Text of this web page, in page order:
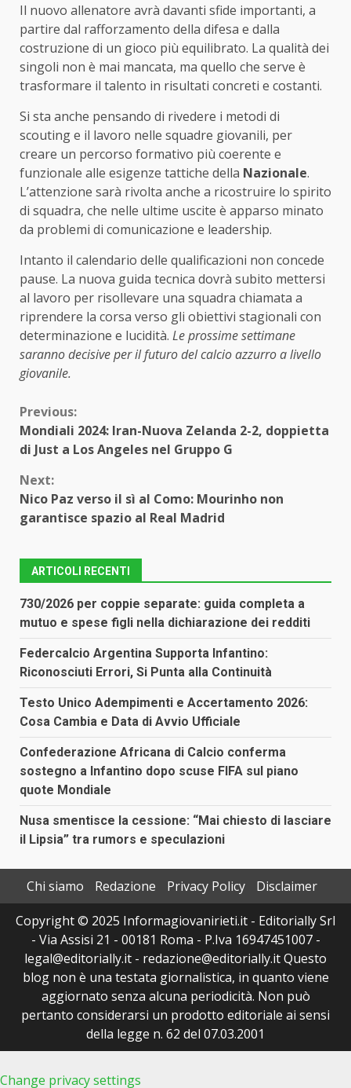
Il nuovo allenatore avrà davanti sfide importanti, a
partire dal rafforzamento della difesa e dalla
costruzione di un gioco più equilibrato. La qualità dei
singoli non è mai mancata, ma quello che serve è
trasformare il talento in risultati concreti e costanti.
Si sta anche pensando di rivedere i metodi di
scouting e il lavoro nelle squadre giovanili, per
creare un percorso formativo più coerente e
funzionale alle esigenze tattiche della Nazionale.
L’attenzione sarà rivolta anche a ricostruire lo spirito
di squadra, che nelle ultime uscite è apparso minato
da problemi di comunicazione e leadership.
Intanto il calendario delle qualificazioni non concede
pause. La nuova guida tecnica dovrà subito mettersi
al lavoro per risollevare una squadra chiamata a
riprendere la corsa verso gli obiettivi stagionali con
determinazione e lucidità. Le prossime settimane
saranno decisive per il futuro del calcio azzurro a livello
giovanile.
Continue
Reading
Previous:
Mondiali 2024: Iran-Nuova Zelanda 2-2, doppietta
di Just a Los Angeles nel Gruppo G
Next:
Nico Paz verso il sì al Como: Mourinho non
garantisce spazio al Real Madrid
ARTICOLI RECENTI
730/2026 per coppie separate: guida completa a
mutuo e spese figli nella dichiarazione dei redditi
Federcalcio Argentina Supporta Infantino:
Riconosciuti Errori, Si Punta alla Continuità
Testo Unico Adempimenti e Accertamento 2026:
Cosa Cambia e Data di Avvio Ufficiale
Confederazione Africana di Calcio conferma
sostegno a Infantino dopo scuse FIFA sul piano
quote Mondiale
Nusa smentisce la cessione: “Mai chiesto di lasciare
il Lipsia” tra rumors e speculazioni
Chi siamo Redazione Privacy Policy
Disclaimer
Copyright © 2025 Informagiovanirieti.it - Editorially Srl
- Via Assisi 21 - 00181 Roma - P.Iva 16947451007 -
legal@editorially.it - redazione@editorially.it Questo
blog non è una testata giornalistica, in quanto viene
aggiornato senza alcuna periodicità. Non può
pertanto considerarsi un prodotto editoriale ai sensi
della legge n. 62 del 07.03.2001
Change privacy settings